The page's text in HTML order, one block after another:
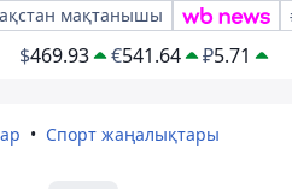
мақтанышы
$469.93 €541.64 ₽5.71
Спорт жаңалықтары